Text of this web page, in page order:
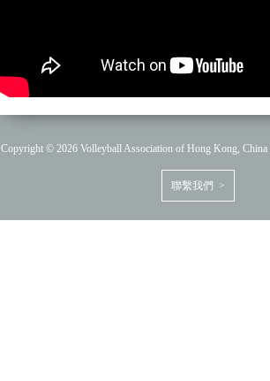
Copyright © 2026 Volleyball Association of Hong Kong,
聯繫我們 >